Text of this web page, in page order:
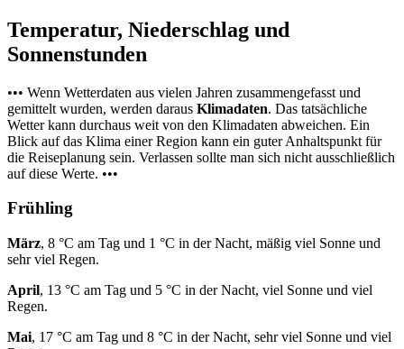
Temperatur, Niederschlag und
Sonnenstunden
••• Wenn Wetterdaten aus vielen Jahren zusammengefasst und
gemittelt wurden, werden daraus Klimadaten. Das tatsächliche
Wetter kann durchaus weit von den Klimadaten abweichen. Ein
Blick auf das Klima einer Region kann ein guter Anhaltspunkt für
die Reiseplanung sein. Verlassen sollte man sich nicht ausschließlich
auf diese Werte. •••
Frühling
März, 8 °C am Tag und 1 °C in der Nacht, mäßig viel Sonne und
sehr viel Regen.
April, 13 °C am Tag und 5 °C in der Nacht, viel Sonne und viel
Regen.
Mai, 17 °C am Tag und 8 °C in der Nacht, sehr viel Sonne und viel